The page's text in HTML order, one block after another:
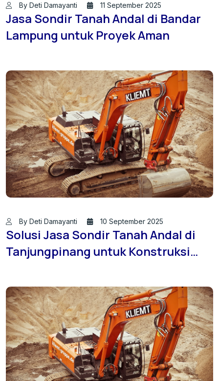
By Deti Damayanti 11 September 2025
Jasa Sondir Tanah Andal di Bandar
Lampung untuk Proyek Aman
By Deti Damayanti 10 September 2025
Solusi Jasa Sondir Tanah Andal di
Tanjungpinang untuk Konstruksi